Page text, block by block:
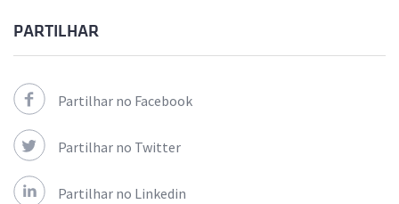
PARTILHAR
Partilhar no Facebook
Partilhar no Twitter
Partilhar no Linkedin